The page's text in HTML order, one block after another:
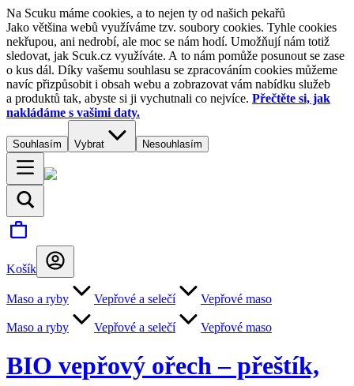
Na Scuku máme cookies, a to nejen ty od našich pekařů
Jako většina webů využíváme tzv. soubory cookies. Tyhle cookies
nekřupou, ani nedrobí, ale moc se nám hodí. Umožňují nám totiž
sledovat, jak Scuk.cz využíváte. A to nám pomůže posunout se zase
o kus dál. Díky vašemu souhlasu se zpracováním cookies můžeme
navíc přizpůsobit i obsah webu a zobrazovat vám nabídku služeb
a produktů tak, abyste si ji vychutnali co nejvíce. Přečtěte si, jak
nakládáme s vašimi daty.
Souhlasím Vybrat Nesouhlasím
Košík
Maso a ryby Vepřové a selečí Vepřové maso
Maso a ryby Vepřové a selečí Vepřové maso
BIO vepřový ořech – přeštík,